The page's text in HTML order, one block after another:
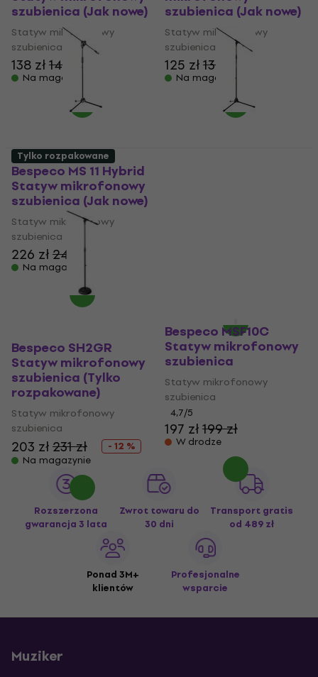
szubienica (Jak nowe)
Statyw mikrofonowy
szubienica
138 zł147 zł
Na magazynie
szubienica (Jak nowe)
Statyw mikrofonowy
szubienica
125 zł139 zł
Na magazynie
Bespeco MS 11 Hybrid
Statyw mikrofonowy
szubienica (Jak nowe)
Statyw mikrofonowy
szubienica
226 zł245 zł
Na magazynie
Tylko rozpakowane
Bespeco SH2GR
Statyw mikrofonowy
szubienica (Tylko
rozpakowane)
Statyw mikrofonowy
szubienica
203 zł231 zł
- 12 %
Na magazynie
Bespeco MSF10C
Statyw mikrofonowy
szubienica
Statyw mikrofonowy
szubienica
4,7/5
197 zł199 zł
W drodze
Rozszerzona
gwarancja 3 lata
Zwrot towaru do
30 dni
Transport gratis
od 489 zł
Ponad 3M+
klientów
Profesjonalne
wsparcie
Muziker